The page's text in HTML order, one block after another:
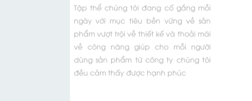
Tập thể chúng tôi đang cố gắng mỗi
ngày với mục tiêu bền vững về sản
phẩm vượt trội về thiết kế và thoải mái
về công năng giúp cho mỗi người
dùng sản phẩm từ công ty chúng tôi
đều cảm thấy được hạnh phúc